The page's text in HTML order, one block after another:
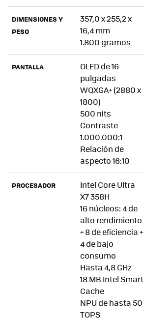
DIMENSIONES Y
PESO
357,0 x 255,2 x
16,4 mm
1.800 gramos
PANTALLA
OLED de 16
pulgadas
WQXGA+ (2880 x
1800)
500 nits
Contraste
1.000.000:1
Relación de
aspecto 16:10
PROCESADOR
Intel Core Ultra
X7 358H
16 núcleos: 4 de
alto rendimiento
+ 8 de eficiencia +
4 de bajo
consumo
Hasta 4,8 GHz
18 MB Intel Smart
Cache
NPU de hasta 50
TOPS